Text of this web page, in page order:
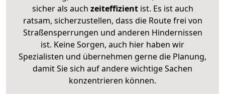
sicher als auch zeiteffizientist. Es ist auch
ratsam, sicherzustellen, dass die Route frei von
Straßensperrungen und anderen Hindernissen
ist. Keine Sorgen, auch hier haben wir
Spezialisten und übernehmen gerne die Planung,
damit Sie sich auf andere wichtige Sachen
konzentrieren können.